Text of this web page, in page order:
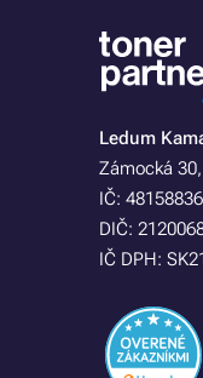
Ledum
Zámocká
IČ: 48158836
DIČ:
IČ DPH: